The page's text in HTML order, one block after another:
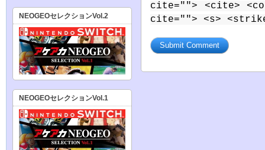
cite=""> <cite>
cite=""> <s>
NEOGEOセレクションVol.2
NEOGEOセレクションVol.1